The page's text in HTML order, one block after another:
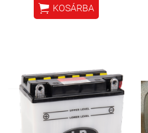
 KOSÁRBA